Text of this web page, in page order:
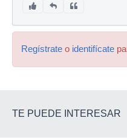
Regístrate o identifícate
TE PUEDE INTERESAR